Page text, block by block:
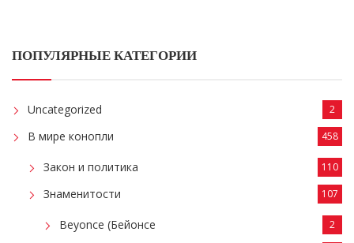
ПОПУЛЯРНЫЕ КАТЕГОРИИ
Uncategorized 2
В мире конопли 458
Закон и политика 110
Знаменитости 107
Beyonce (Бейонсе 2